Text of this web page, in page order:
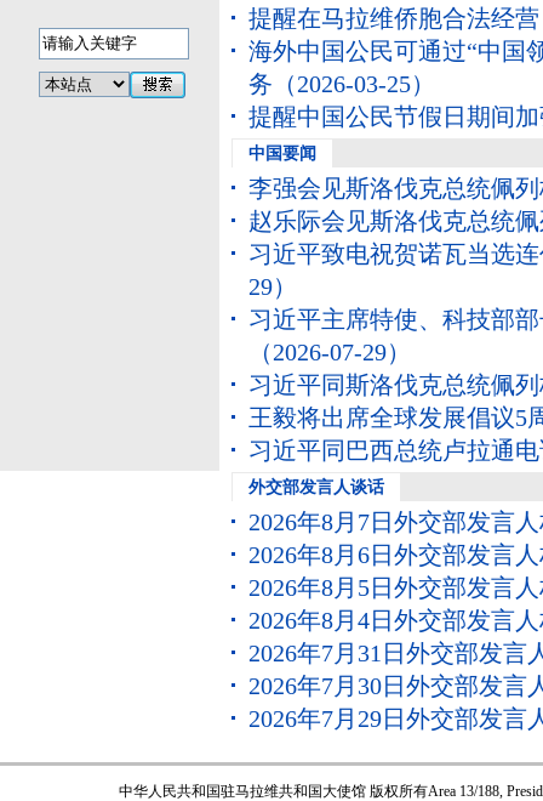
提醒在马拉维侨胞合法经营
海外中国公民可通过“中国
务 （2026-03-25）
提醒中国公民节假日期间
中国要闻
李强会见斯洛伐克总统佩
赵乐际会见斯洛伐克总统
习近平致电祝贺诺瓦当选
29）
习近平主席特使、科技部
（2026-07-29）
习近平同斯洛伐克总统佩
王毅将出席全球发展倡议5
习近平同巴西总统卢拉通
外交部发言人谈话
2026年8月7日外交部发言
2026年8月6日外交部发言
2026年8月5日外交部发言
2026年8月4日外交部发言
2026年7月31日外交部发言
2026年7月30日外交部发言
2026年7月29日外交部发言
中华人民共和国驻马拉维共和国大使馆 版权所有Area 13/188,